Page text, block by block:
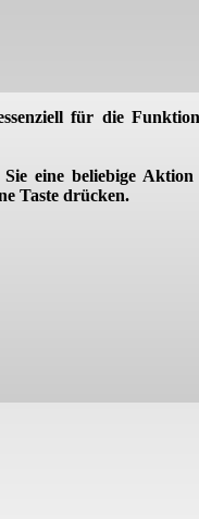
für die
eine beliebige Aktion
Taste drücken.